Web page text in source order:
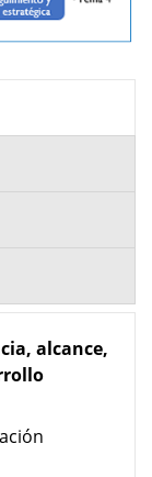
alcance,